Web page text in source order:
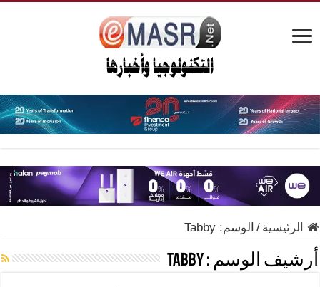
الرئيسية / الوسم:Tabby
أرشيف الوسم :Tabby